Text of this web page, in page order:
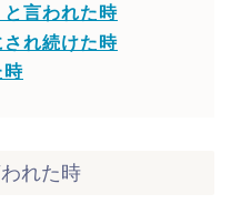
言われた時
れ続けた時
時
れた時